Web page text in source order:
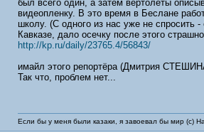
был всего один, а затем вертолеты
видеопленку. В это время в Беслане
школу. (С одного из нас уже не спросить
Кавказе, дало осечку после этого
http://kp.ru/daily/23765.4/56843/
имайл этого репортёра (Дмитрия
Так что, проблем нет...
Если бы у меня были казаки, я завоевал бы мир (с)